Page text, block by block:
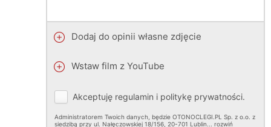
Dodaj do opinii własne zdjęcie
Wstaw film z YouTube
Akceptuję regulamin i politykę prywatności.
Administratorem Twoich danych, będzie OTONOCLEGI.PL Sp. z o.o. z
siedzibą przy ul. Nałęczowskiej 18/156, 20-701 Lublin.
rozwiń